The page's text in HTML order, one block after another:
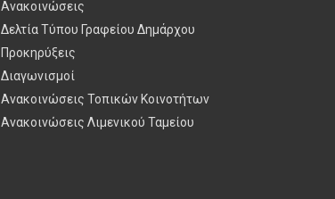
Ανακοινώσεις
Δελτία Τύπου Γραφείου Δημάρχου
Προκηρύξεις
Διαγωνισμοί
Ανακοινώσεις Τοπικών Κοινοτήτων
Ανακοινώσεις Λιμενικού Ταμείου